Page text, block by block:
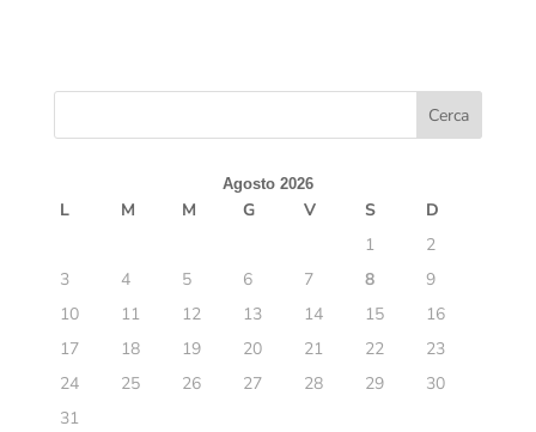
Agosto 2026
L M M G V S
D
1
2
3
4 5 6 7 8
9
10
11 12 13 14 15
16
17
18 19 20 21 22
23
24
25 26 27 28 29
30
31